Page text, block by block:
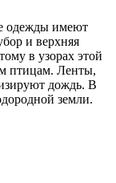
одежды имеют
и верхняя
в узорах этой
птицам. Ленты,
дождь. В
земли.